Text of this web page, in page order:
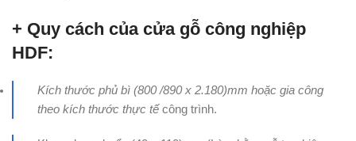
+ Quy cách của cửa gỗ công nghiệp
HDF:
Kích thước phủ bì (800 /890 x 2.180)mm hoặc gia công
theo kích thước thực tếcông trình.